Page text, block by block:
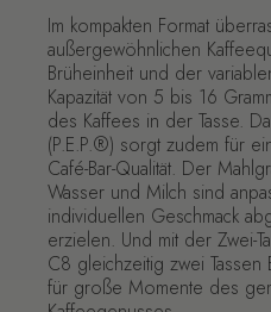
Im kompakten Format
außergewöhnlichen
Brüheinheit und der
Kapazität von 5 bis 16
des Kaffees in der Tasse.
(P.E.P.®) sorgt zudem für
Café-Bar-Qualität. Der
Wasser und Milch sind
individuellen Geschmack
erzielen. Und mit der Zwei-
C8 gleichzeitig zwei
für große Momente des